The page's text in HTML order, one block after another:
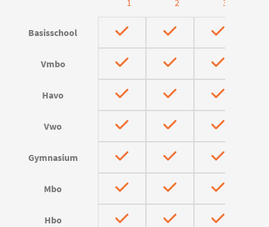
1
2
3
Basisschool
Vmbo
Havo
Vwo
Gymnasium
Mbo
Hbo